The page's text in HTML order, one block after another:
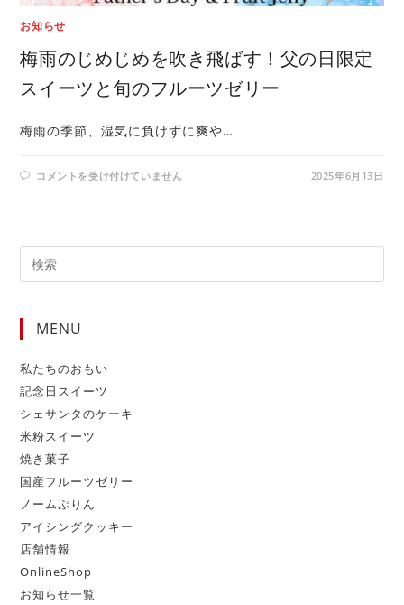
お知らせ
梅雨のじめじめを吹き飛ばす！父の日限定
スイーツと旬のフルーツゼリー
梅雨の季節、湿気に負けずに爽や…
コメントを受け付けていません 2025年6月13日
MENU
私たちのおもい
記念日スイーツ
シェサンタのケーキ
米粉スイーツ
焼き菓子
国産フルーツゼリー
ノームぷりん
アイシングクッキー
店舗情報
OnlineShop
お知らせ一覧